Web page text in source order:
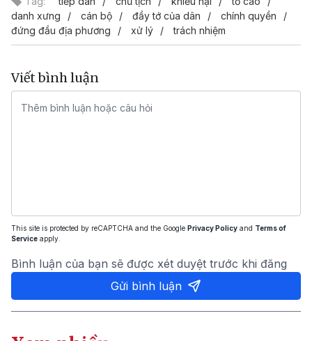
danh xưng
cán bộ đầy tớ của dân
chính quyền
đứng đầu địa phương
xử lý trách nhiệm
Viết bình luận
This site is protected by reCAPTCHA and the Google Privacy Policy and Terms of
Service apply.
Bình luận của bạn sẽ được xét duyệt trước khi đăng
Gửi bình luận